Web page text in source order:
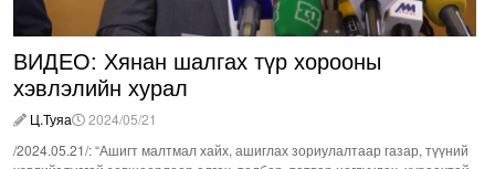
ВИДЕО: Хянан шалгах түр хорооны
хэвлэлийн хурал
Ц.Туяа
2024/05/21
/2024.05.21/: “Ашигт малтмал хайх, ашиглах зориулалтаар газар, түүний